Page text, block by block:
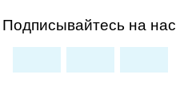
Подписывайтесь на нас